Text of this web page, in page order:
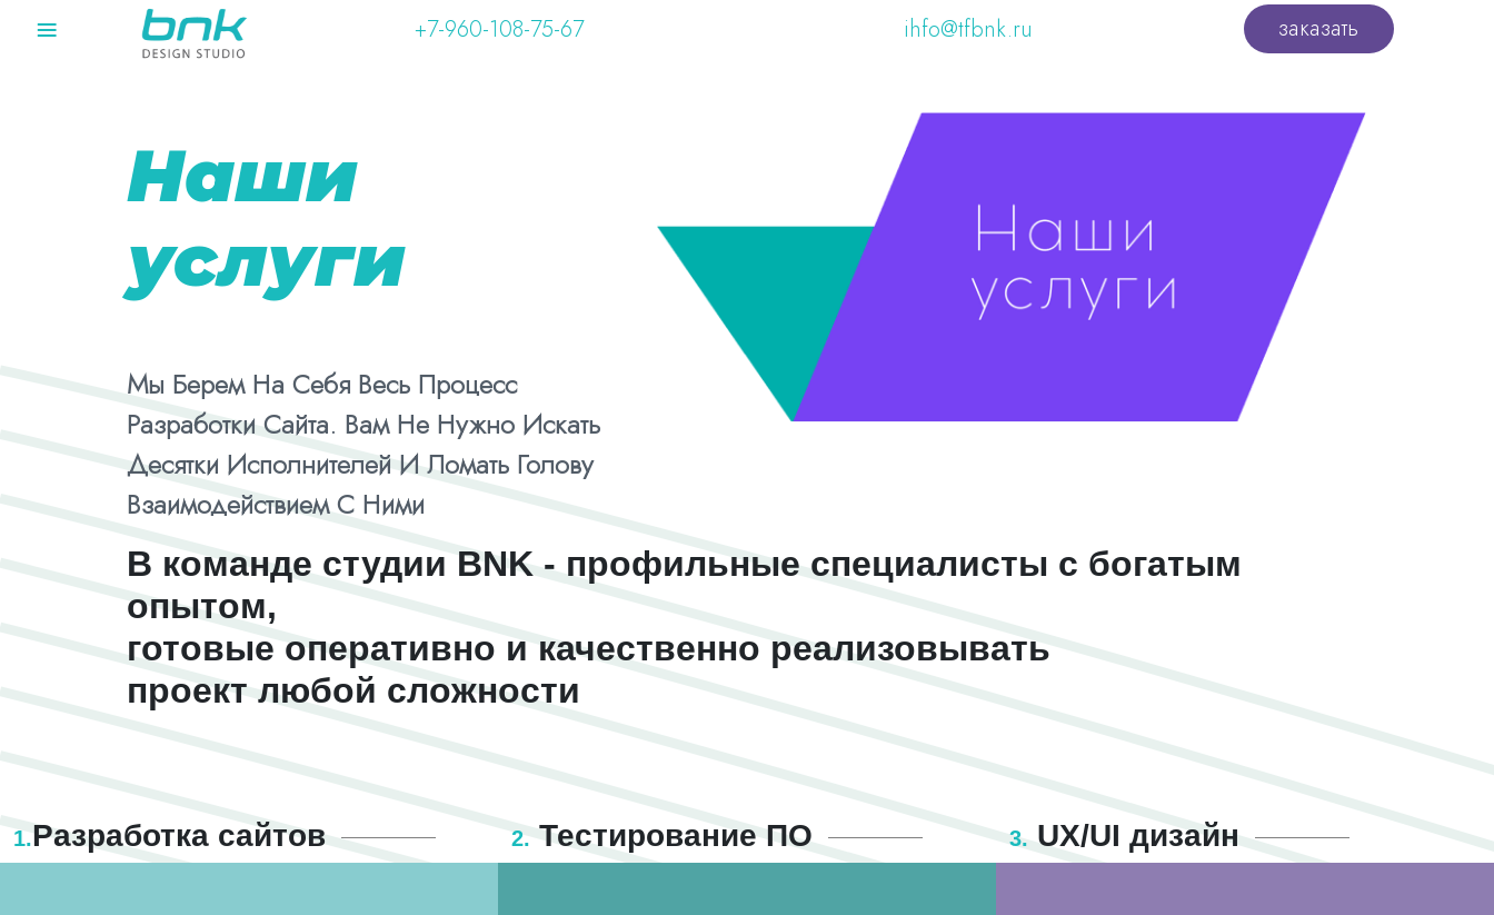
≡ +7-960-108-75-67 ihfo@tfbnk.ru заказать
Наши
услуги
Мы Берем На Себя Весь Процесс
Разработки Сайта. Вам Не Нужно Искать
Десятки Исполнителей И Ломать Голову
Взаимодействием С Ними
В команде студии BNK - профильные специалисты с богатым
опытом,
готовые оперативно и качественно реализовывать
проект любой сложности
1.Разработка сайтов 2. Тестирование ПО 3. UX/UI дизайн